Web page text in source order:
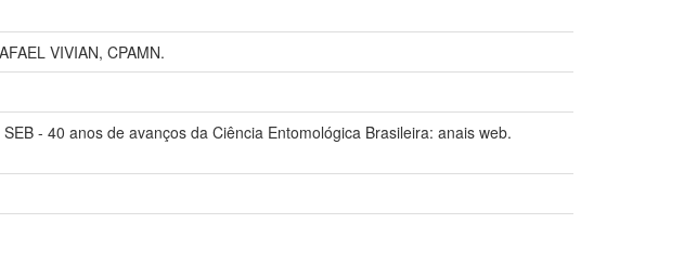
VIVIAN, CPAMN.
- 40 anos de avanços da Ciência Entomológica Brasileira: anais web.